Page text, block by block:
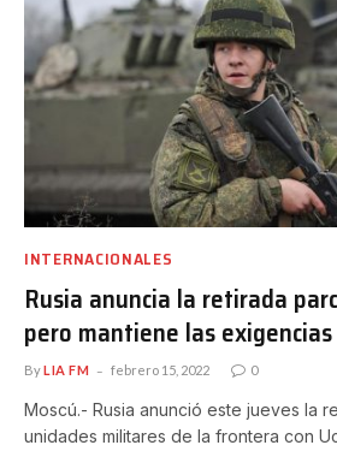
INTERNACIONALES
Rusia anuncia la retirada
pero mantiene las
ByLIA FM febrero 15, 2022 0
Moscú.- Rusia anunció este jueves la
unidades militares de la frontera con